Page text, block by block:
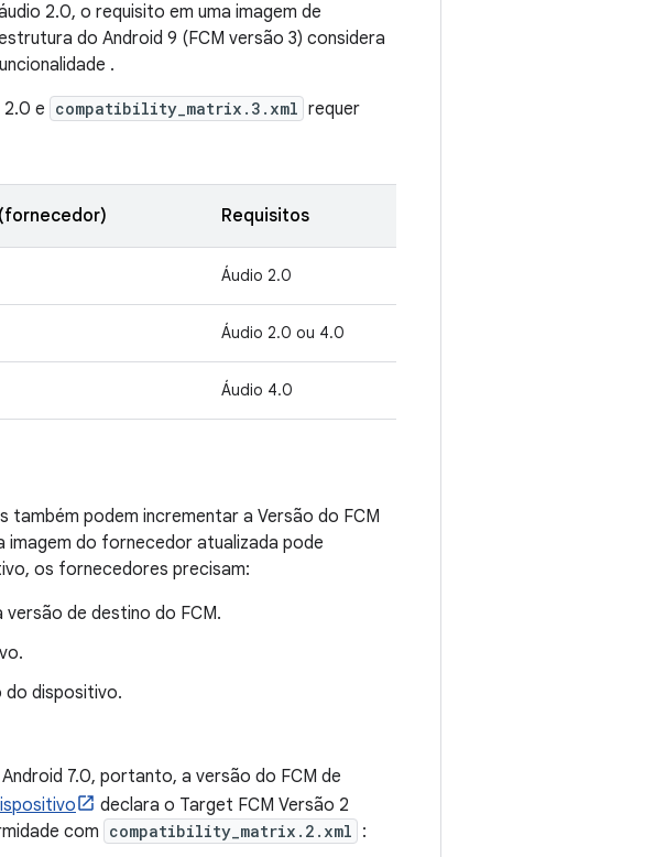
2.0, o requisito em uma imagem de
do Android 9 (FCM versão 3) considera
.
2.0 e compatibility_matrix.3.xml requer
Requisitos
Áudio 2.0
Áudio 2.0 ou 4.0
Áudio 4.0
podem incrementar a Versão do FCM
imagem do fornecedor atualizada pode
os fornecedores precisam:
de destino do FCM.
do dispositivo.
7.0, portanto, a versão do FCM de
declara o Target FCM Versão 2
com compatibility_matrix.2.xml :